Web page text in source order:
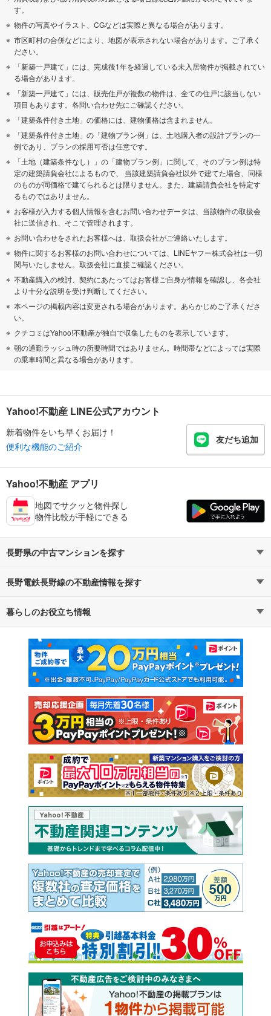
す。
物件の写真やイラスト、CGなどは実際と異なる場合があります。
市区町村の合併などにより、地図が表示されない場合があります。ご了承く
ださい。
「新築一戸建て」には、完成後1年を経過している未入居物件が掲載されてい
る場合があります。
「新築一戸建て」には、販売住戸が複数の物件は、全ての住戸に該当しない
項目もあります。各問い合わせ先にご確認ください。
「建築条件付き土地」の価格には、建物価格は含まれません。
「建築条件付き土地」の「建物プラン例」は、土地購入者の設計プランの一
例であり、プランの採用可否は任意です。
「土地（建築条件なし）」の「建物プラン例」に関して、そのプラン例は特
定の建築請負会社によるもので、 当該建築請負会社以外で建てた場合、同様
のものが同価格で建てられるとは限りません。また、建築請負会社を特定す
るものではありません。
お客様が入力する個人情報を含むお問い合わせデータは、当該物件の取扱会
社に送信され、そこで管理されます。
お問い合わせをされたお客様へは、取扱会社がご連絡いたします。
物件に関するお客様のお問い合わせについては、LINEヤフー株式会社は一切
関与いたしません。取扱会社に直接ご確認ください。
不動産購入の検討、契約にあたってはお客様ご自身が情報を確認し、各会社
より十分な説明を受け判断してください。
本ページの掲載内容は変更される場合があります。あらかじめご了承くださ
い。
クチコミはYahoo!不動産が独自で収集したものを表示しています。
朝の通勤ラッシュ時の所要時間ではありません。時間帯などによっては実際
の乗車時間と異なる場合があります。
Yahoo!不動産 LINE公式アカウント
新着物件をいち早くお届け！
便利な機能のご紹介
友だち追加
Yahoo!不動産 アプリ
地図でサクッと物件探し
物件比較が手軽にできる
長野県の中古マンションを探す
路線・駅から探す
通勤・通学時間から探す
長野電鉄長野線の不動産情報を探す
不動産・住宅
新築マンション 中古マンション
新築一戸建て 中古一戸建て
注文住宅 土地
売却査定
暮らしのお役立ち情報
マンションカタログ 教えて！住まいの先生